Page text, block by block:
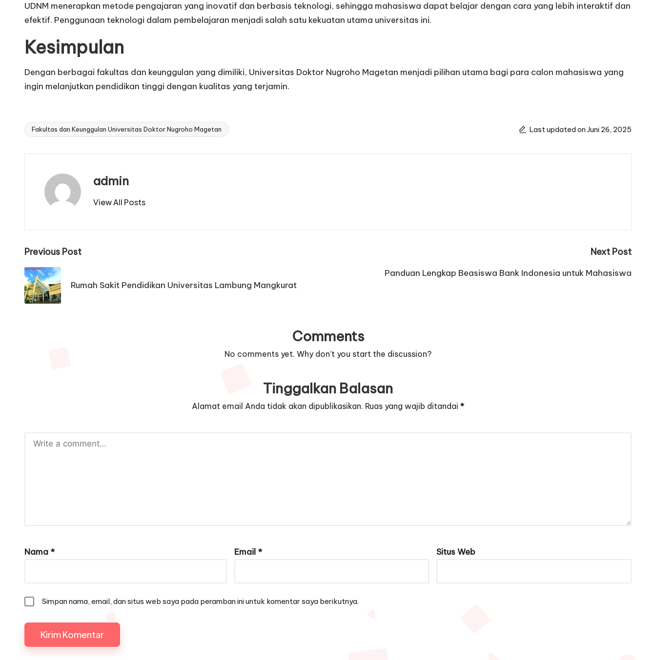
UDNM menerapkan metode pengajaran yang inovatif dan berbasis teknologi, sehingga mahasiswa dapat belajar dengan cara yang lebih interaktif dan
efektif. Penggunaan teknologi dalam pembelajaran menjadi salah satu kekuatan utama universitas ini.
Kesimpulan
Dengan berbagai fakultas dan keunggulan yang dimiliki, Universitas Doktor Nugroho Magetan menjadi pilihan utama bagi para calon mahasiswa yang
ingin melanjutkan pendidikan tinggi dengan kualitas yang terjamin.
Tags:
Fakultas dan Keunggulan Universitas Doktor Nugroho Magetan Last updated on Juni 26, 2025
admin
View All Posts
Post
navigation
Previous Post
Rumah Sakit Pendidikan Universitas Lambung Mangkurat
Next Post
Panduan Lengkap Beasiswa Bank Indonesia untuk Mahasiswa
Comments
No comments yet. Why don’t you start the discussion?
Tinggalkan Balasan
Alamat email Anda tidak akan dipublikasikan. Ruas yang wajib ditandai *
Nama * Email * Situs Web
Simpan nama, email, dan situs web saya pada peramban ini untuk komentar saya berikutnya.